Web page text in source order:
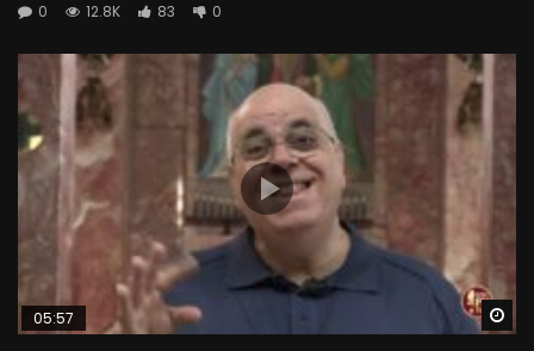
0
12.8K 83 0
05:57